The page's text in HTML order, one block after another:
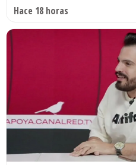
Hace 18 horas